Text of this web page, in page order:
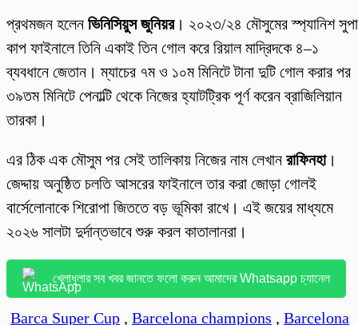
প্রথমজন হলেন ভিনিসিয়ুস জুনিয়র। ২০২৩/২৪ মৌসুমের স্প্যানিশ
কাপ ফাইনালে তিনি একাই তিন গোল করে রিয়াল মাদ্রিদকে ৪–১
ব্যবধানে জেতান। ম্যাচের ৭ম ও ১০ম মিনিটে টানা দুটি গোল করার পর
৩৯তম মিনিটে পেনাল্টি থেকে নিজের হ্যাটট্রিক পূর্ণ করেন ব্রাজিলিয়ান
তারকা।
এর ঠিক এক মৌসুম পর সেই তালিকায় নিজের নাম লেখান রাফিনহা।
জেদ্দায় অনুষ্ঠিত চলতি আসরের ফাইনালে তার করা জোড়া গোলই
বার্সেলোনাকে শিরোপা জিততে বড় ভূমিকা রাখে। এই জয়ের মাধ্যমে
২০২৬ সালটা দুর্দান্তভাবে শুরু করল কাতালানরা।
খেলাধুলার সব খবর জানতে ফলো করুন আমাদের Whatsapp চ্যানেল
Barca Super Cup , Barcelona champions , Barcelona